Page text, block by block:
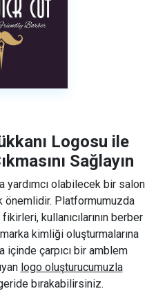
Logosu ile
Sağlayın
yardımcı olabilecek bir salon
önemlidir. Platformumuzda
kullanıcılarının berber
kimliği oluşturmalarına
içinde çarpıcı bir amblem
logo oluşturucumuzla
bırakabilirsiniz.